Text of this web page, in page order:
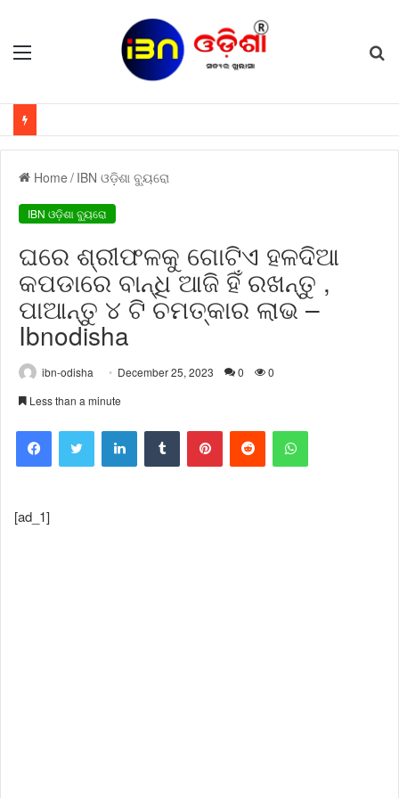
Menu
Home / IBN ଓଡ଼ିଶା ବ୍ୟୁରୋ
IBN ଓଡ଼ିଶା ବ୍ୟୁରୋ
ଘରେ ଶ୍ରୀଫଳକୁ ଗୋଟିଏ ହଳଦିଆ
କପଡାରେ ବାନ୍ଧି ଆଜି ହିଁ ରଖନ୍ତୁ ,
ପାଆନ୍ତୁ ୪ ଟି ଚମତ୍କାର ଲାଭ –
Ibnodisha
ibn-odisha December 25, 2023 0
0
Less than a minute
FacebookTwitter LinkedInTumblr PinterestReddit WhatsApp
[ad_1]